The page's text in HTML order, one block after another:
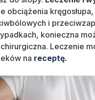
obciążenia
i
konieczna
Leczenie
na receptę.